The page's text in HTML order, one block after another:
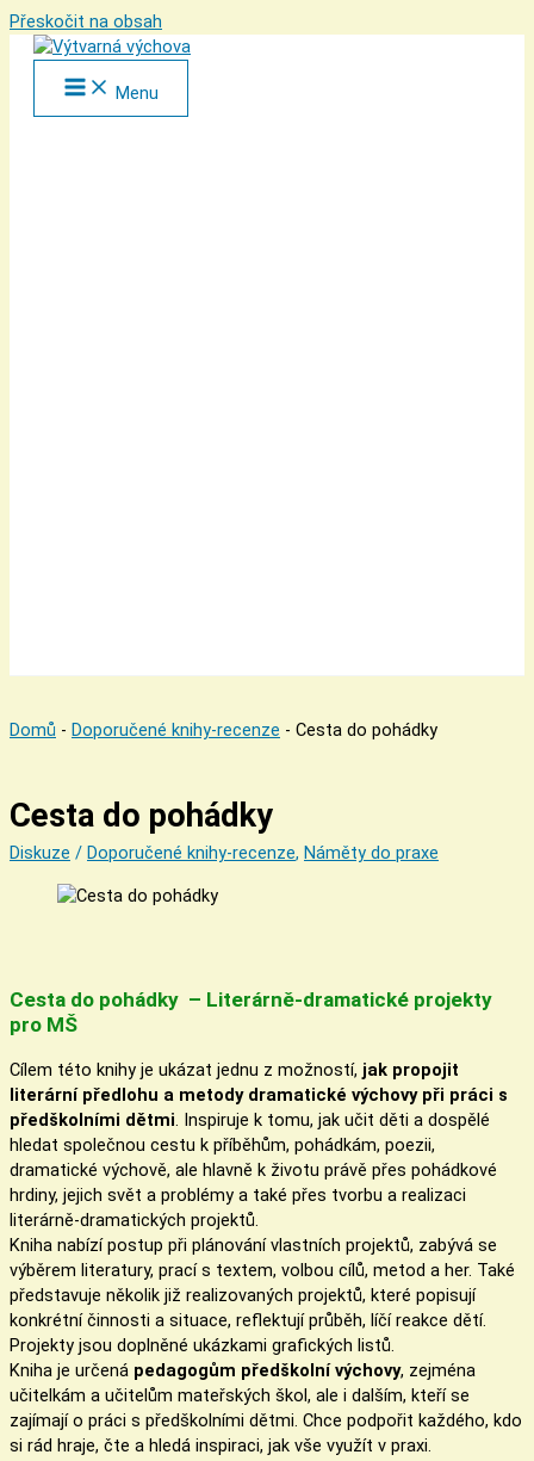
Přeskočit na obsah
Menu
Domů - Doporučené knihy-recenze - Cesta do pohádky
Cesta do pohádky
Diskuze / Doporučené knihy-recenze, Náměty do praxe
Cesta do pohádky – Literárně-dramatické projekty
pro MŠ
Cílem této knihy je ukázat jednu z možností, jak propojit
literární předlohu a metody dramatické výchovy při práci s
předškolními dětmi. Inspiruje k tomu, jak učit děti a dospělé
hledat společnou cestu k příběhům, pohádkám, poezii,
dramatické výchově, ale hlavně k životu právě přes pohádkové
hrdiny, jejich svět a problémy a také přes tvorbu a realizaci
literárně-dramatických projektů.
Kniha nabízí postup při plánování vlastních projektů, zabývá se
výběrem literatury, prací s textem, volbou cílů, metod a her. Také
představuje několik již realizovaných projektů, které popisují
konkrétní činnosti a situace, reflektují průběh, líčí reakce dětí.
Projekty jsou doplněné ukázkami grafických listů.
Kniha je určená pedagogům předškolní výchovy, zejména
učitelkám a učitelům mateřských škol, ale i dalším, kteří se
zajímají o práci s předškolními dětmi. Chce podpořit každého, kdo
si rád hraje, čte a hledá inspiraci, jak vše využít v praxi.